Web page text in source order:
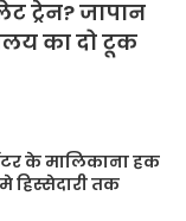
ट्रेन? जापान
का दो टूक
के मालिकाना हक
हिस्सेदारी तक